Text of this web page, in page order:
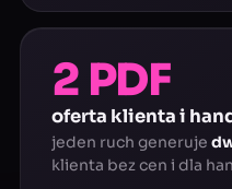
2 PDF
oferta klienta i
jeden ruch generuje
klienta bez cen i dla